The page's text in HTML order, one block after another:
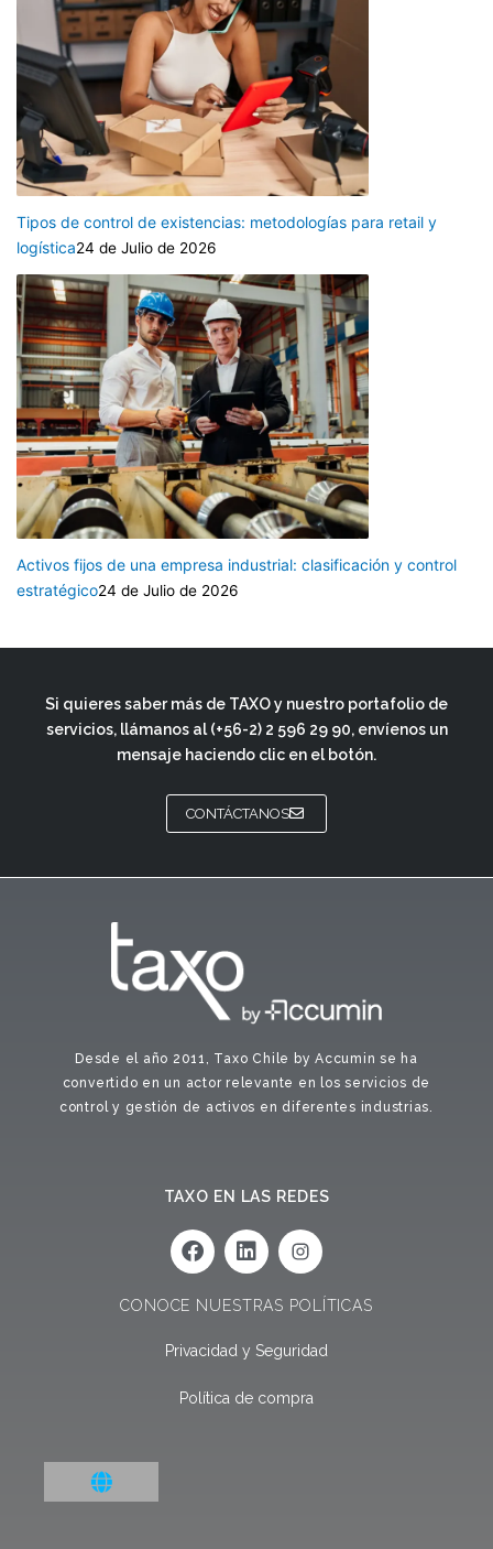
Tipos de control de existencias: metodologías para retail y
logística24 de Julio de 2026
Activos fijos de una empresa industrial: clasificación y control
estratégico24 de Julio de 2026
Si quieres saber más de TAXO y nuestro portafolio de
servicios, llámanos al (+56-2) 2 596 29 90, envíenos un
mensaje haciendo clic en el botón.
CONTÁCTANOS
Desde el año 2011, Taxo Chile by Accumin se ha
convertido en un actor relevante en los servicios de
control y gestión de activos en diferentes industrias.
TAXO EN LAS REDES
F
a
e
o
k
L
i
k
d
n
CONOCE NUESTRAS POLÍTICAS
Privacidad y Seguridad
Política de compra